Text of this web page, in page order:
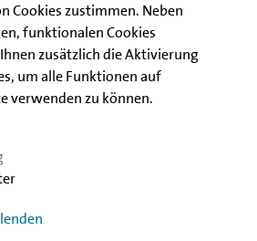
Cookies zustimmen. Neben
funktionalen Cookies
zusätzlich die Aktivierung
um alle Funktionen auf
verwenden zu können.